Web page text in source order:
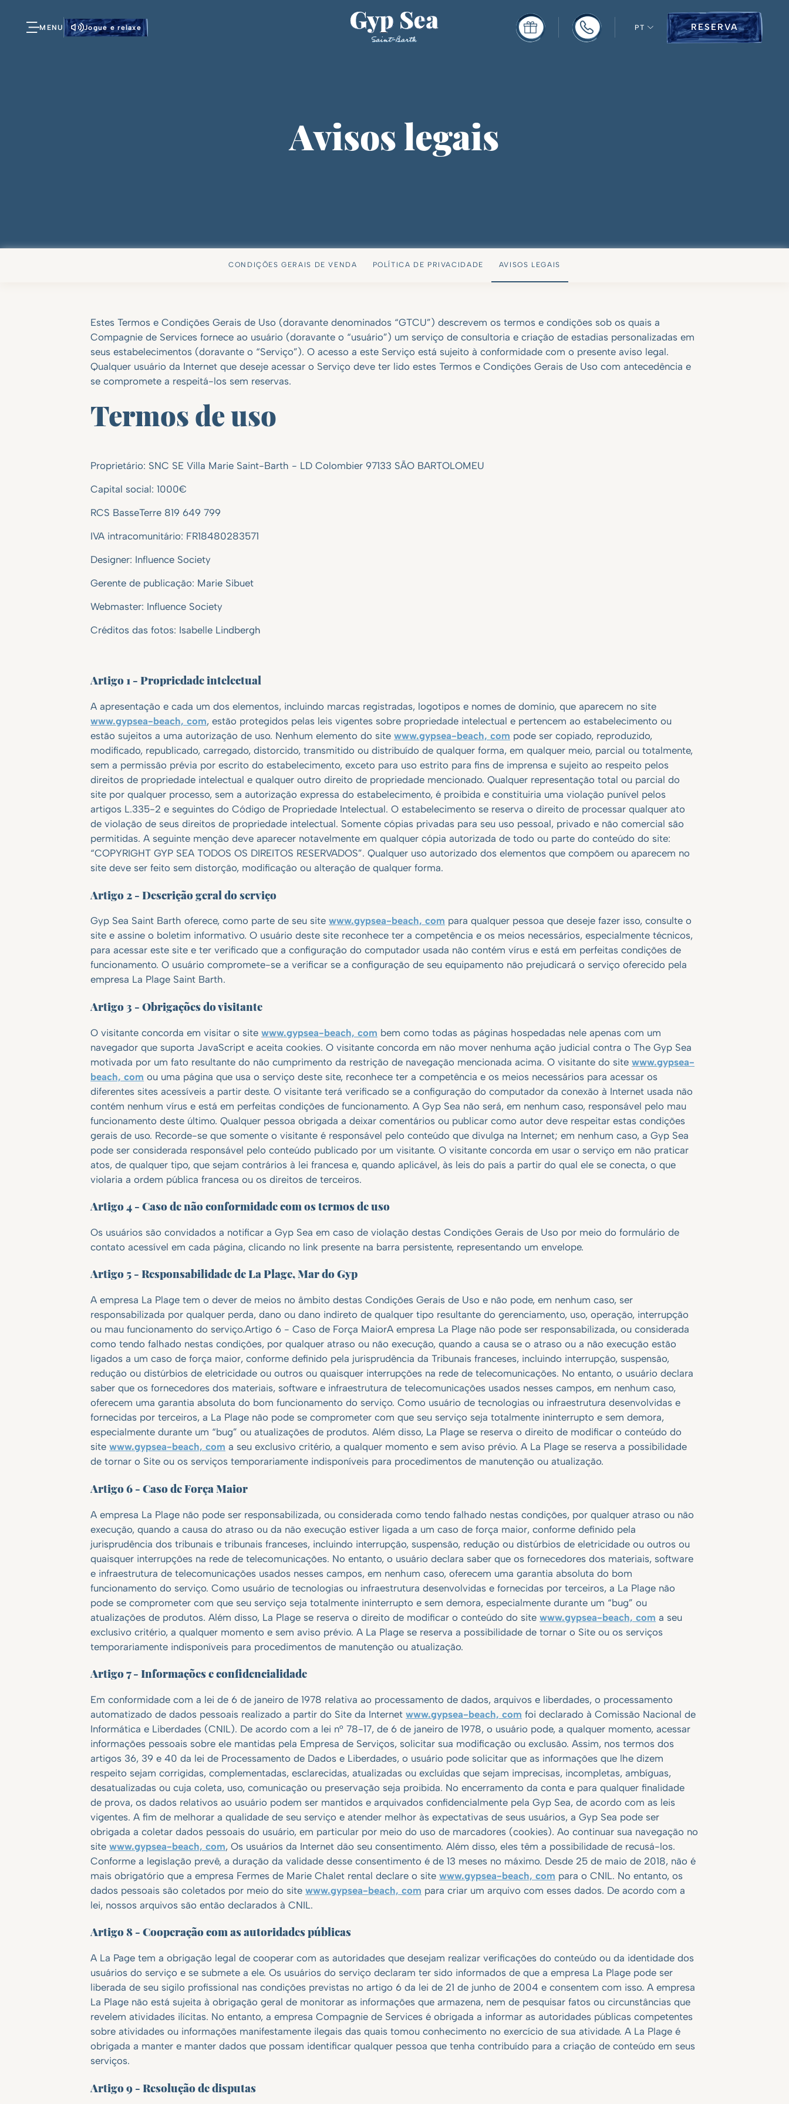
MENU Jogue e relaxe PT RESERVA
Avisos legais
CONDIÇÕES GERAIS DE VENDA POLÍTICA DE PRIVACIDADE AVISOS LEGAIS
Estes Termos e Condições Gerais de Uso (doravante denominados “GTCU”) descrevem os termos e condições sob os quais a
Compagnie de Services fornece ao usuário (doravante o “usuário”) um serviço de consultoria e criação de estadias personalizadas em
seus estabelecimentos (doravante o “Serviço”). O acesso a este Serviço está sujeito à conformidade com o presente aviso legal.
Qualquer usuário da Internet que deseje acessar o Serviço deve ter lido estes Termos e Condições Gerais de Uso com antecedência e
se compromete a respeitá-los sem reservas.
Termos de uso
Proprietário: SNC SE Villa Marie Saint-Barth - LD Colombier 97133 SÃO BARTOLOMEU
Capital social: 1000€
RCS BasseTerre 819 649 799
IVA intracomunitário: FR18480283571
Designer: Influence Society
Gerente de publicação: Marie Sibuet
Webmaster: Influence Society
Créditos das fotos: Isabelle Lindbergh
Artigo 1 - Propriedade intelectual
A apresentação e cada um dos elementos, incluindo marcas registradas, logotipos e nomes de domínio, que aparecem no site
www.gypsea-beach, com, estão protegidos pelas leis vigentes sobre propriedade intelectual e pertencem ao estabelecimento ou
estão sujeitos a uma autorização de uso. Nenhum elemento do sitewww.gypsea-beach, com pode ser copiado, reproduzido,
modificado, republicado, carregado, distorcido, transmitido ou distribuído de qualquer forma, em qualquer meio, parcial ou totalmente,
sem a permissão prévia por escrito do estabelecimento, exceto para uso estrito para fins de imprensa e sujeito ao respeito pelos
direitos de propriedade intelectual e qualquer outro direito de propriedade mencionado. Qualquer representação total ou parcial do
site por qualquer processo, sem a autorização expressa do estabelecimento, é proibida e constituiria uma violação punível pelos
artigos L.335-2 e seguintes do Código de Propriedade Intelectual. O estabelecimento se reserva o direito de processar qualquer ato
de violação de seus direitos de propriedade intelectual. Somente cópias privadas para seu uso pessoal, privado e não comercial são
permitidas. A seguinte menção deve aparecer notavelmente em qualquer cópia autorizada de todo ou parte do conteúdo do site:
“COPYRIGHT GYP SEA TODOS OS DIREITOS RESERVADOS”. Qualquer uso autorizado dos elementos que compõem ou aparecem no
site deve ser feito sem distorção, modificação ou alteração de qualquer forma.
Artigo 2 - Descrição geral do serviço
Gyp Sea Saint Barth oferece, como parte de seu sitewww.gypsea-beach, com para qualquer pessoa que deseje fazer isso, consulte o
site e assine o boletim informativo. O usuário deste site reconhece ter a competência e os meios necessários, especialmente técnicos,
para acessar este site e ter verificado que a configuração do computador usada não contém vírus e está em perfeitas condições de
funcionamento. O usuário compromete-se a verificar se a configuração de seu equipamento não prejudicará o serviço oferecido pela
empresa La Plage Saint Barth.
Artigo 3 - Obrigações do visitante
O visitante concorda em visitar o sitewww.gypsea-beach, com bem como todas as páginas hospedadas nele apenas com um
navegador que suporta JavaScript e aceita cookies. O visitante concorda em não mover nenhuma ação judicial contra o The Gyp Sea
motivada por um fato resultante do não cumprimento da restrição de navegação mencionada acima. O visitante do sitewww.gypsea-
beach, com ou uma página que usa o serviço deste site, reconhece ter a competência e os meios necessários para acessar os
diferentes sites acessíveis a partir deste. O visitante terá verificado se a configuração do computador da conexão à Internet usada não
contém nenhum vírus e está em perfeitas condições de funcionamento. A Gyp Sea não será, em nenhum caso, responsável pelo mau
funcionamento deste último. Qualquer pessoa obrigada a deixar comentários ou publicar como autor deve respeitar estas condições
gerais de uso. Recorde-se que somente o visitante é responsável pelo conteúdo que divulga na Internet; em nenhum caso, a Gyp Sea
pode ser considerada responsável pelo conteúdo publicado por um visitante. O visitante concorda em usar o serviço em não praticar
atos, de qualquer tipo, que sejam contrários à lei francesa e, quando aplicável, às leis do país a partir do qual ele se conecta, o que
violaria a ordem pública francesa ou os direitos de terceiros.
Artigo 4 - Caso de não conformidade com os termos de uso
Os usuários são convidados a notificar a Gyp Sea em caso de violação destas Condições Gerais de Uso por meio do formulário de
contato acessível em cada página, clicando no link presente na barra persistente, representando um envelope.
Artigo 5 - Responsabilidade de La Plage, Mar do Gyp
A empresa La Plage tem o dever de meios no âmbito destas Condições Gerais de Uso e não pode, em nenhum caso, ser
responsabilizada por qualquer perda, dano ou dano indireto de qualquer tipo resultante do gerenciamento, uso, operação, interrupção
ou mau funcionamento do serviço.Artigo 6 - Caso de Força MaiorA empresa La Plage não pode ser responsabilizada, ou considerada
como tendo falhado nestas condições, por qualquer atraso ou não execução, quando a causa se o atraso ou a não execução estão
ligados a um caso de força maior, conforme definido pela jurisprudência da Tribunais franceses, incluindo interrupção, suspensão,
redução ou distúrbios de eletricidade ou outros ou quaisquer interrupções na rede de telecomunicações. No entanto, o usuário declara
saber que os fornecedores dos materiais, software e infraestrutura de telecomunicações usados nesses campos, em nenhum caso,
oferecem uma garantia absoluta do bom funcionamento do serviço. Como usuário de tecnologias ou infraestrutura desenvolvidas e
fornecidas por terceiros, a La Plage não pode se comprometer com que seu serviço seja totalmente ininterrupto e sem demora,
especialmente durante um “bug” ou atualizações de produtos. Além disso, La Plage se reserva o direito de modificar o conteúdo do
sitewww.gypsea-beach, com a seu exclusivo critério, a qualquer momento e sem aviso prévio. A La Plage se reserva a possibilidade
de tornar o Site ou os serviços temporariamente indisponíveis para procedimentos de manutenção ou atualização.
Artigo 6 - Caso de Força Maior
A empresa La Plage não pode ser responsabilizada, ou considerada como tendo falhado nestas condições, por qualquer atraso ou não
execução, quando a causa do atraso ou da não execução estiver ligada a um caso de força maior, conforme definido pela
jurisprudência dos tribunais e tribunais franceses, incluindo interrupção, suspensão, redução ou distúrbios de eletricidade ou outros ou
quaisquer interrupções na rede de telecomunicações. No entanto, o usuário declara saber que os fornecedores dos materiais, software
e infraestrutura de telecomunicações usados nesses campos, em nenhum caso, oferecem uma garantia absoluta do bom
funcionamento do serviço. Como usuário de tecnologias ou infraestrutura desenvolvidas e fornecidas por terceiros, a La Plage não
pode se comprometer com que seu serviço seja totalmente ininterrupto e sem demora, especialmente durante um “bug” ou
atualizações de produtos. Além disso, La Plage se reserva o direito de modificar o conteúdo do sitewww.gypsea-beach, com a seu
exclusivo critério, a qualquer momento e sem aviso prévio. A La Plage se reserva a possibilidade de tornar o Site ou os serviços
temporariamente indisponíveis para procedimentos de manutenção ou atualização.
Artigo 7 - Informações e confidencialidade
Em conformidade com a lei de 6 de janeiro de 1978 relativa ao processamento de dados, arquivos e liberdades, o processamento
automatizado de dados pessoais realizado a partir do Site da Internetwww.gypsea-beach, com foi declarado à Comissão Nacional de
Informática e Liberdades (CNIL). De acordo com a lei n° 78-17, de 6 de janeiro de 1978, o usuário pode, a qualquer momento, acessar
informações pessoais sobre ele mantidas pela Empresa de Serviços, solicitar sua modificação ou exclusão. Assim, nos termos dos
artigos 36, 39 e 40 da lei de Processamento de Dados e Liberdades, o usuário pode solicitar que as informações que lhe dizem
respeito sejam corrigidas, complementadas, esclarecidas, atualizadas ou excluídas que sejam imprecisas, incompletas, ambíguas,
desatualizadas ou cuja coleta, uso, comunicação ou preservação seja proibida. No encerramento da conta e para qualquer finalidade
de prova, os dados relativos ao usuário podem ser mantidos e arquivados confidencialmente pela Gyp Sea, de acordo com as leis
vigentes. A fim de melhorar a qualidade de seu serviço e atender melhor às expectativas de seus usuários, a Gyp Sea pode ser
obrigada a coletar dados pessoais do usuário, em particular por meio do uso de marcadores (cookies). Ao continuar sua navegação no
sitewww.gypsea-beach, com, Os usuários da Internet dão seu consentimento. Além disso, eles têm a possibilidade de recusá-los.
Conforme a legislação prevê, a duração da validade desse consentimento é de 13 meses no máximo. Desde 25 de maio de 2018, não é
mais obrigatório que a empresa Fermes de Marie Chalet rental declare o sitewww.gypsea-beach, com para o CNIL. No entanto, os
dados pessoais são coletados por meio do sitewww.gypsea-beach, com para criar um arquivo com esses dados. De acordo com a
lei, nossos arquivos são então declarados à CNIL.
Artigo 8 - Cooperação com as autoridades públicas
A La Page tem a obrigação legal de cooperar com as autoridades que desejam realizar verificações do conteúdo ou da identidade dos
usuários do serviço e se submete a ele. Os usuários do serviço declaram ter sido informados de que a empresa La Plage pode ser
liberada de seu sigilo profissional nas condições previstas no artigo 6 da lei de 21 de junho de 2004 e consentem com isso. A empresa
La Plage não está sujeita à obrigação geral de monitorar as informações que armazena, nem de pesquisar fatos ou circunstâncias que
revelem atividades ilícitas. No entanto, a empresa Compagnie de Services é obrigada a informar as autoridades públicas competentes
sobre atividades ou informações manifestamente ilegais das quais tomou conhecimento no exercício de sua atividade. A La Plage é
obrigada a manter e manter dados que possam identificar qualquer pessoa que tenha contribuído para a criação de conteúdo em seus
serviços.
Artigo 9 - Resolução de disputas